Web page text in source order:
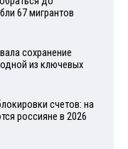
67 мигрантов
сохранение
из ключевых
счетов: на
россияне в 2026